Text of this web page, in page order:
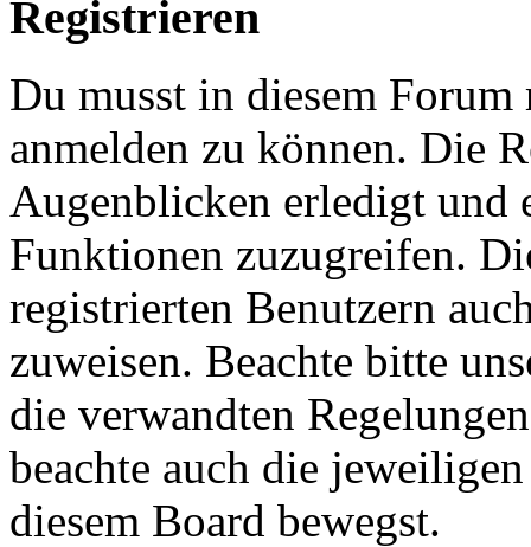
Registrieren
Du musst in diesem
anmelden zu können. Die
Augenblicken erledigt und
Funktionen zuzugreifen.
registrierten Benutzern
zuweisen. Beachte bitte
die verwandten
beachte auch die
diesem Board bewegst.